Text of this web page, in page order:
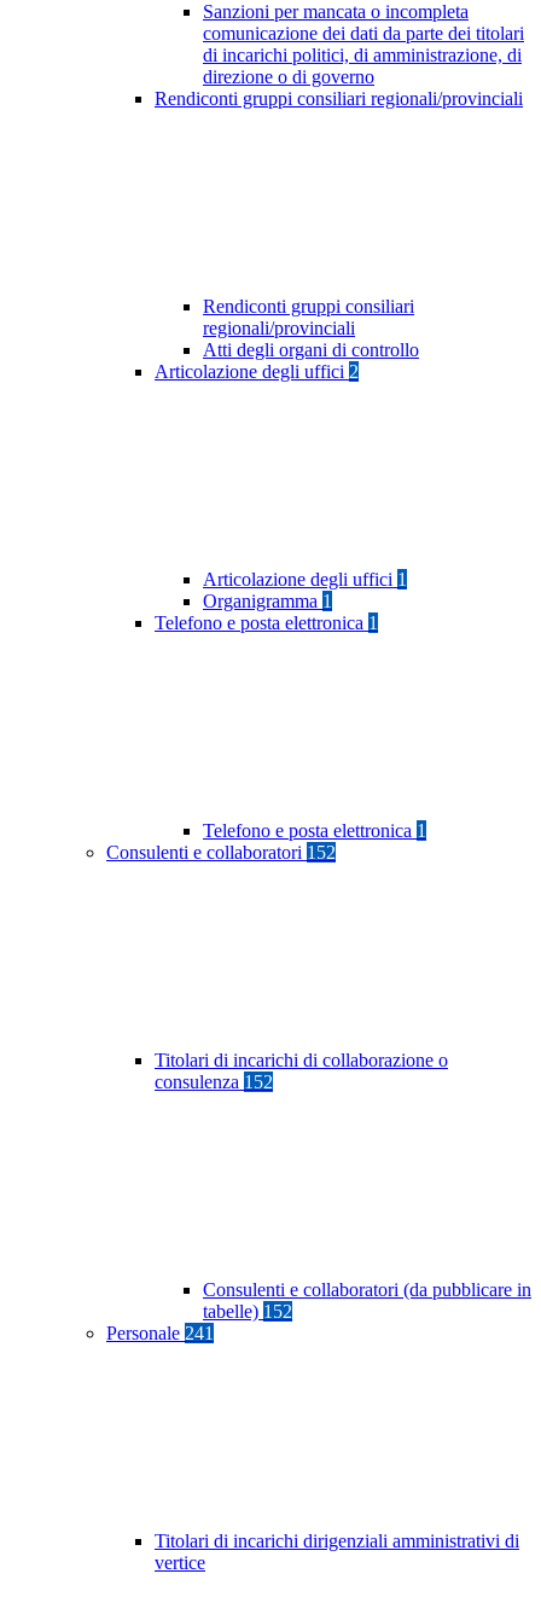
Sanzioni per mancata o incompleta
comunicazione dei dati da parte dei titolari
di incarichi politici, di amministrazione, di
direzione o di governo
Rendiconti gruppi consiliari regionali/provinciali
Rendiconti gruppi consiliari
regionali/provinciali
Atti degli organi di controllo
Articolazione degli uffici 2
Articolazione degli uffici 1
Organigramma 1
Telefono e posta elettronica 1
Telefono e posta elettronica 1
Consulenti e collaboratori 152
Titolari di incarichi di collaborazione o
consulenza 152
Consulenti e collaboratori (da pubblicare in
tabelle) 152
Personale 241
Titolari di incarichi dirigenziali amministrativi di
vertice